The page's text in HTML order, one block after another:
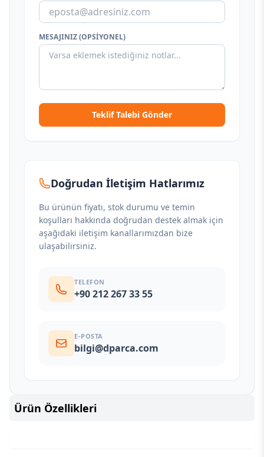
MESAJINIZ (OPSIYONEL)
Teklif Talebi Gönder
Doğrudan İletişim Hatlarımız
Bu ürünün fiyatı, stok durumu ve temin
koşulları hakkında doğrudan destek almak için
aşağıdaki iletişim kanallarımızdan bize
ulaşabilirsiniz.
TELEFON
+90 212 267 33 55
E-POSTA
bilgi@dparca.com
Ürün Özellikleri